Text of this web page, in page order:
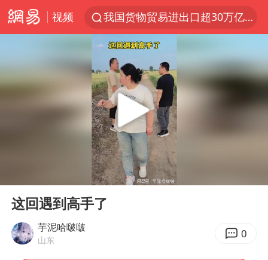
视频
我国货物贸易进出口超30万亿元
国防部回应日本试射“战斧”导弹
广东雷州通报特教老师招聘违规事件
“立秋的第一杯奶茶”又爆单了
泰国枪击案凶手先杀祖父母后行凶
宇树科技中一签需缴款7.54万元
Play
这回遇到高手了
芋泥哈啵啵
山东 0